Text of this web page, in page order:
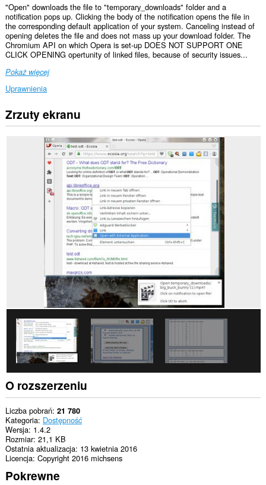
"Open" downloads the file to "temporary_downloads" folder and a
notification pops up. Clicking the body of the notification opens the file in
the corresponding default application of your system. Canceling instead of
opening deletes the file and does not mass up your download folder. The
Chromium API on which Opera is set-up DOES NOT SUPPORT ONE
CLICK OPENING opertunity of linked files, because of security issues...
Pokaż więcej
Uprawnienia
To
rozszerzenie
notifications
you
system
tray.
To
rozszerzenie
może
uzyskać
dostęp
do
kart
i
Twojej
aktywności.
Zrzuty ekranu
O rozszerzeniu
Liczba pobrań 21 780
Kategoria Dostępność
Wersja 1.4.2
Rozmiar 21,1 KB
Ostatnia aktualizacja 13 kwietnia 2016
Licencja Copyright 2016 michsens
Pokrewne